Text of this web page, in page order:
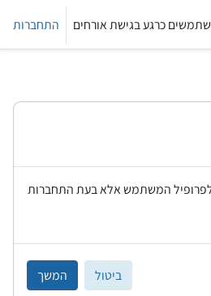
כרגע בגישת אורחים התחברות
לפרופיל המשתמש אלא בעת התחברות
ביטול המשך